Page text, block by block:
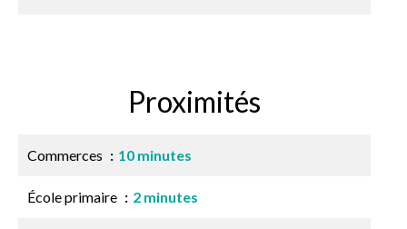
Proximités
Commerces 10 minutes
École primaire 2 minutes